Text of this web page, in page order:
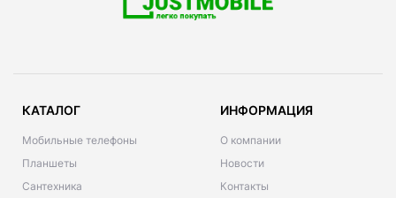
КАТАЛОГ
Мобильные телефоны
Планшеты
Сантехника
ИНФОРМАЦИЯ
О компании
Новости
Контакты